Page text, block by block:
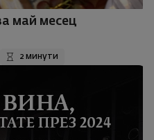
май месец
2 минути